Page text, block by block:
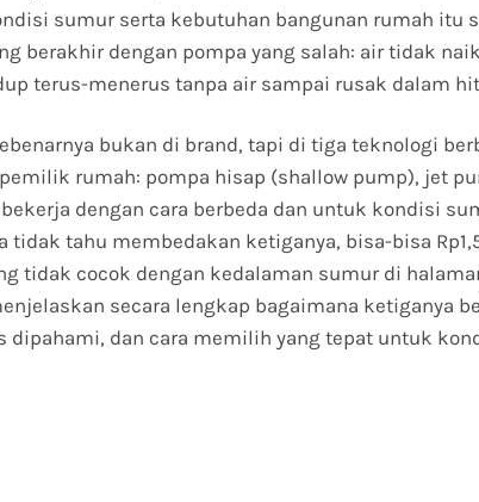
sumur serta kebutuhan bangunan rumah itu
berakhir dengan pompa yang salah: air tidak
terus-menerus tanpa air sampai rusak dalam
bukan di brand, tapi di tiga teknologi
rumah: pompa hisap (shallow pump), jet
dengan cara berbeda dan untuk kondisi
tidak tahu membedakan ketiganya, bisa-bisa
tidak cocok dengan kedalaman sumur di
secara lengkap bagaimana ketiganya
dipahami, dan cara memilih yang tepat untuk